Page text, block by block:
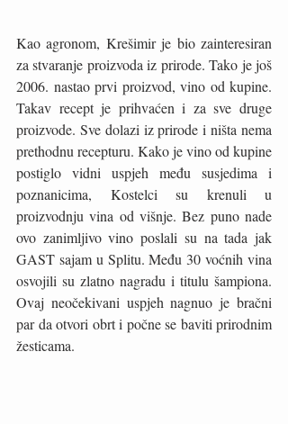
Kao agronom, Krešimir je bio zainteresiran
za stvaranje proizvoda iz prirode. Tako je još
2006. nastao prvi proizvod, vino od kupine.
Takav recept je prihvaćen i za sve druge
proizvode. Sve dolazi iz prirode i ništa nema
prethodnu recepturu. Kako je vino od kupine
postiglo vidni uspjeh među susjedima i
poznanicima, Kostelci su krenuli u
proizvodnju vina od višnje. Bez puno nade
ovo zanimljivo vino poslali su na tada jak
GAST sajam u Splitu. Među 30 voćnih vina
osvojili su zlatno nagradu i titulu šampiona.
Ovaj neočekivani uspjeh nagnuo je bračni
par da otvori obrt i počne se baviti prirodnim
žesticama.